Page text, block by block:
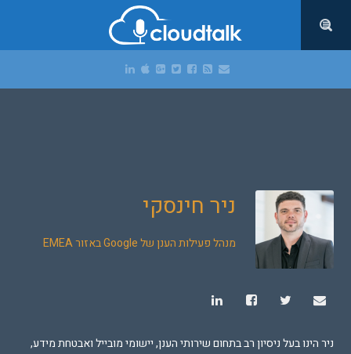
ניר חינסקי
מנהל פעילות הענן של Google באזור EMEA
ניר הינו בעל ניסיון רב בתחום שירותי הענן, יישומי מובייל ואבטחת מידע,